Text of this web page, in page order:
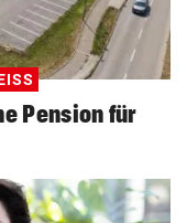
Pension für